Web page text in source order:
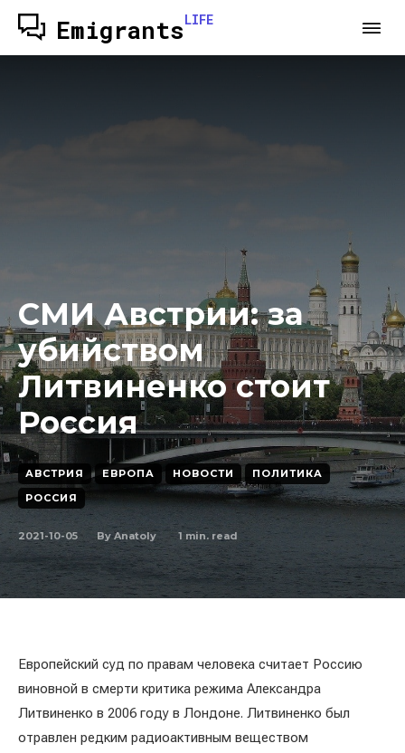
EmigrantsLIFE
СМИ Австрии: за
убийством
Литвиненко стоит
Россия
АВСТРИЯ ЕВРОПА НОВОСТИ
ПОЛИТИКА
РОССИЯ
2021-10-05 By Anatoly 1 min. read
Европейский суд по правам человека считает Россию
виновной в смерти критика режима Александра
Литвиненко в 2006 году в Лондоне. Литвиненко был
отравлен редким радиоактивным веществом